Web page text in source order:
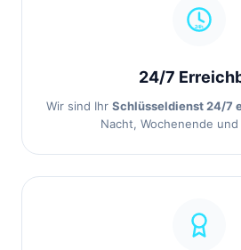
24/7
Wir sind Ihr Schlüsseldienst 24/7
Nacht, Wochenende